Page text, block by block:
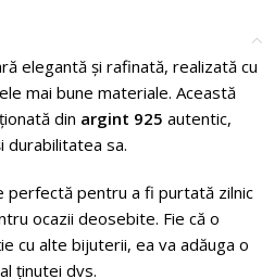
elegantă și rafinată, realizată cu
mai bune materiale. Această
din argint 925 autentic,
durabilitatea sa.
perfectă pentru a fi purtată zilnic
ocazii deosebite. Fie că o
cu alte bijuterii, ea va adăuga o
ținutei dvs.